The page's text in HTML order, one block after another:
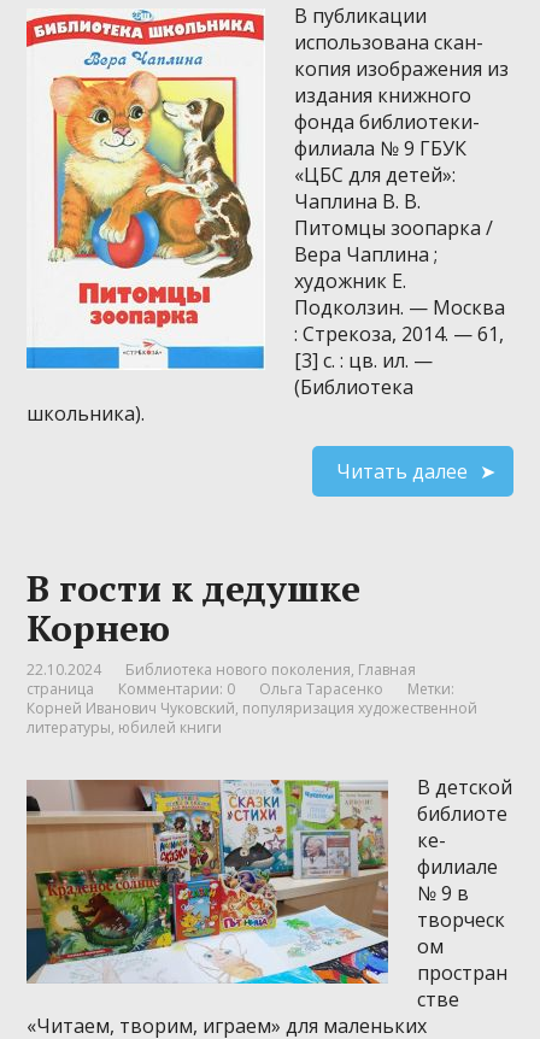
В публикации
использована скан-
копия изображения из
издания книжного
фонда библиотеки-
филиала № 9 ГБУК
«ЦБС для детей»:
Чаплина В. В.
Питомцы зоопарка /
Вера Чаплина ;
художник Е.
Подколзин. — Москва
: Стрекоза, 2014. — 61,
[3] с. : цв. ил. —
(Библиотека
школьника).
Читать далее
В гости к дедушке
Корнею
22.10.2024 Библиотека нового поколения, Главная
страница
Комментарии: 0 Ольга Тарасенко
Метки:
Корней Иванович Чуковский, популяризация художественной
литературы, юбилей книги
В детской
библиоте
ке-
филиале
№ 9 в
творческ
ом
простран
стве
«Читаем, творим, играем» для маленьких